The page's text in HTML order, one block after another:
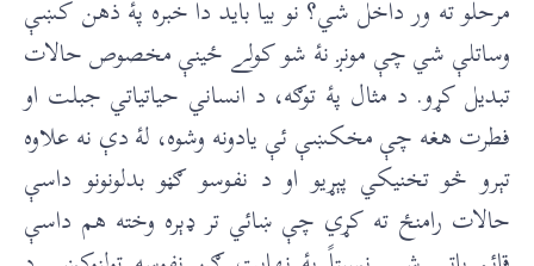
مرحلو ته ور داخل شي؟ نو بيا بايد دا خبره پۀ ذهن کښې
وساتلې شي چې مونږ نۀ شو کولے ځينې مخصوص حالات
تبديل کړو. د مثال پۀ توګه، د انساني حياتياتي جبلت او
فطرت هغه چې مخکښې ئې يادونه وشوه، لۀ دې نه علاوه
تېرو څو تخنيکي پېړيو او د نفوسو ګڼو بدلونونو داسې
حالات رامنځ ته کړي چې ښائي تر ډېره وخته هم داسې